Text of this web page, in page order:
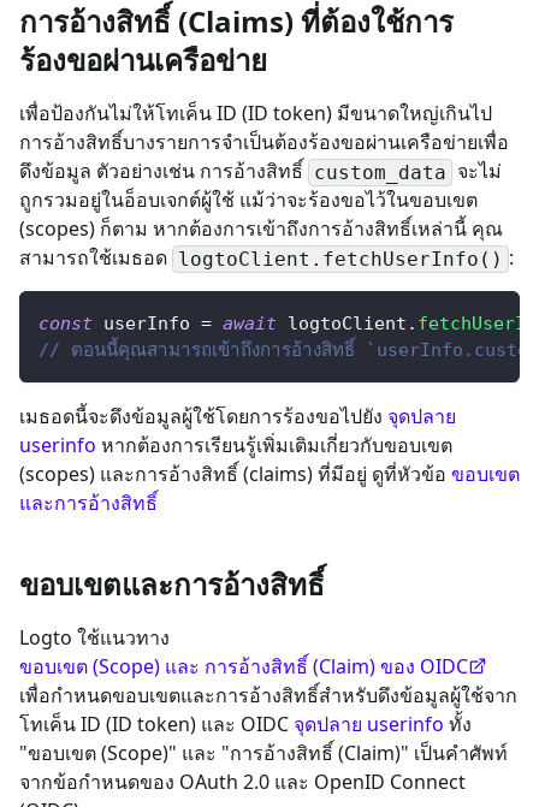
การอ้างสิทธิ์ (Claims) ที่ต้องใช้การ
ร้องขอผ่านเครือข่าย
เพื่อป้องกันไม่ให้โทเค็น ID (ID token) มีขนาดใหญ่เกินไป
การอ้างสิทธิ์บางรายการจำเป็นต้องร้องขอผ่านเครือข่ายเพื่อ
ดึงข้อมูล ตัวอย่างเช่น การอ้างสิทธิ์ custom_data จะไม่
ถูกรวมอยู่ในอ็อบเจกต์ผู้ใช้ แม้ว่าจะร้องขอไว้ในขอบเขต
(scopes) ก็ตาม หากต้องการเข้าถึงการอ้างสิทธิ์เหล่านี้ คุณ
สามารถใช้เมธอด logtoClient.fetchUserInfo() :
const userInfo = await logtoClient .
// ตอนนี้คุณสามารถเข้าถึงการอ้างสิทธิ์
เมธอดนี้จะดึงข้อมูลผู้ใช้โดยการร้องขอไปยัง จุดปลาย
userinfo หากต้องการเรียนรู้เพิ่มเติมเกี่ยวกับขอบเขต
(scopes) และการอ้างสิทธิ์ (claims) ที่มีอยู่ ดูที่หัวข้อ ขอบเขต
และการอ้างสิทธิ์
ขอบเขตและการอ้างสิทธิ์
Logto ใช้แนวทาง
ขอบเขต (Scope) และ การอ้างสิทธิ์ (Claim) ของ OIDC
เพื่อกำหนดขอบเขตและการอ้างสิทธิ์สำหรับดึงข้อมูลผู้ใช้จาก
โทเค็น ID (ID token) และ OIDC จุดปลาย userinfo ทั้ง
"ขอบเขต (Scope)" และ "การอ้างสิทธิ์ (Claim)" เป็นคำศัพท์
จากข้อกำหนดของ OAuth 2.0 และ OpenID Connect